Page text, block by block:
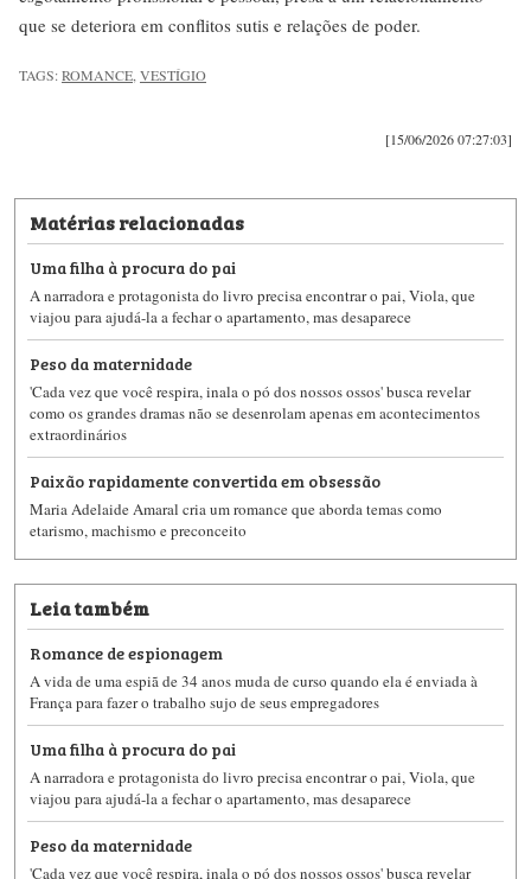
que se deteriora em conflitos sutis e relações de poder.
TAGS:ROMANCE,VESTÍGIO
[15/06/2026 07:27:03]
Matérias relacionadas
Uma filha à procura do pai
A narradora e protagonista do livro precisa encontrar o pai, Viola, que
viajou para ajudá-la a fechar o apartamento, mas desaparece
Peso da maternidade
'Cada vez que você respira, inala o pó dos nossos ossos' busca revelar
como os grandes dramas não se desenrolam apenas em acontecimentos
extraordinários
Paixão rapidamente convertida em obsessão
Maria Adelaide Amaral cria um romance que aborda temas como
etarismo, machismo e preconceito
Leia também
Romance de espionagem
A vida de uma espiã de 34 anos muda de curso quando ela é enviada à
França para fazer o trabalho sujo de seus empregadores
Uma filha à procura do pai
A narradora e protagonista do livro precisa encontrar o pai, Viola, que
viajou para ajudá-la a fechar o apartamento, mas desaparece
Peso da maternidade
'Cada vez que você respira, inala o pó dos nossos ossos' busca revelar